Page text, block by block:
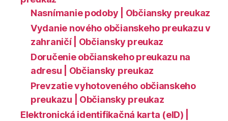
Nasnímanie podoby | Občiansky preukaz
Vydanie nového občianskeho preukazu v
zahraničí | Občiansky preukaz
Doručenie občianskeho preukazu na
adresu | Občiansky preukaz
Prevzatie vyhotoveného občianskeho
preukazu | Občiansky preukaz
Elektronická identifikačná karta (eID) |